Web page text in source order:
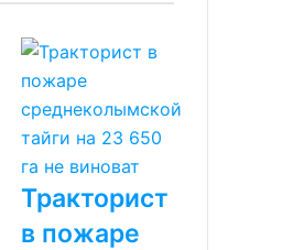
Тракторист
в пожаре